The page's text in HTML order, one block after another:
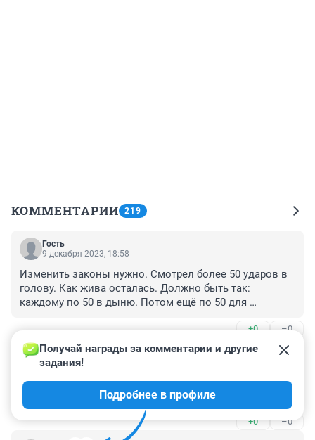
КОММЕНТАРИИ 219
Гость
9 декабря 2023, 18:58
Изменить законы нужно. Смотрел более 50 ударов в
голову. Как жива осталась. Должно быть так:
каждому по 50 в дыню. Потом ещё по 50 для
справедливости после по закону
+0 –0
Гость
13 декабря 2020, 12:33
15 - летка уже рецидивист! Вот они, путинятки, дети
эпохи Стабильности и Вставания с колен.
+0 –0
Получай награды за комментарии и другие
задания!
Подробнее в профиле